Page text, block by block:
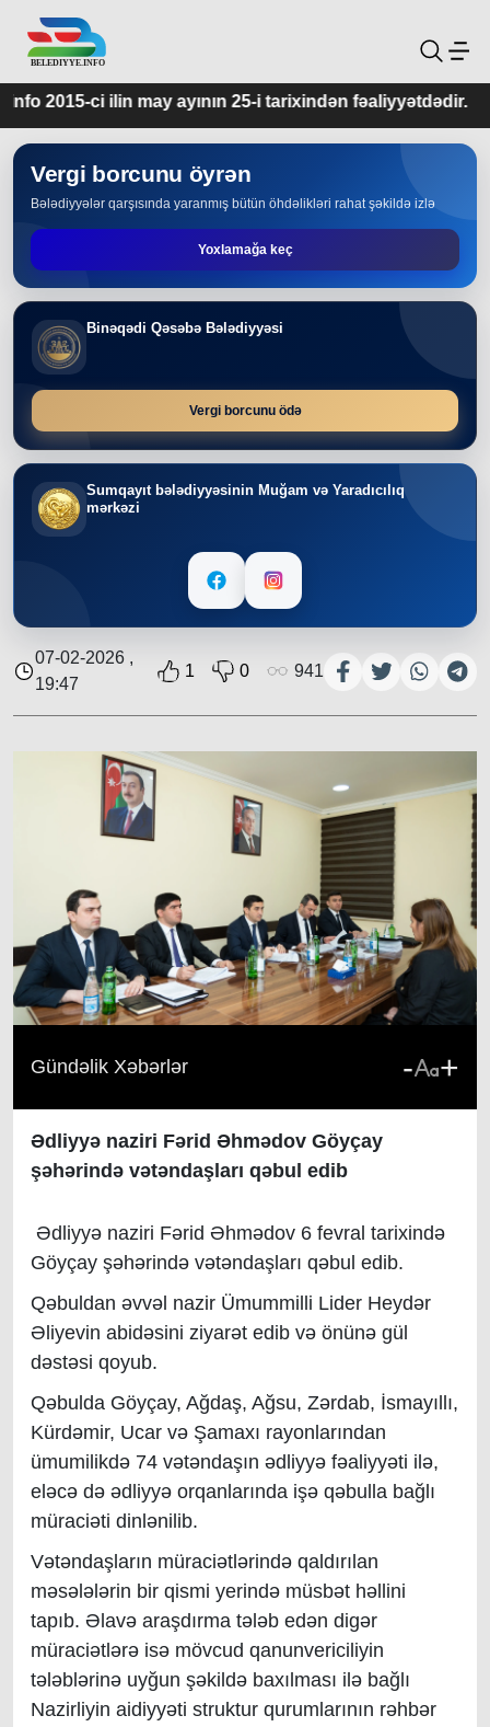
25-i tarixindən fəaliyyətdədir.
Vergi borcunu öyrən
Bələdiyyələr qarşısında yaranmış bütün öhdəlikləri rahat şəkildə izlə
Yoxlamağa keç
Binəqədi Qəsəbə Bələdiyyəsi
Vergi borcunu ödə
Sumqayıt bələdiyyəsinin Muğam və Yaradıcılıq
mərkəzi
07-02-2026 ,
19:47
1 0 941
Gündəlik Xəbərlər - +
Ədliyyə naziri Fərid Əhmədov Göyçay
şəhərində vətəndaşları qəbul edib
Ədliyyə naziri Fərid Əhmədov 6 fevral tarixində
Göyçay şəhərində vətəndaşları qəbul edib.
Qəbuldan əvvəl nazir Ümummilli Lider Heydər
Əliyevin abidəsini ziyarət edib və önünə gül
dəstəsi qoyub.
Qəbulda Göyçay, Ağdaş, Ağsu, Zərdab, İsmayıllı,
Kürdəmir, Ucar və Şamaxı rayonlarından
ümumilikdə 74 vətəndaşın ədliyyə fəaliyyəti ilə,
eləcə də ədliyyə orqanlarında işə qəbulla bağlı
müraciəti dinlənilib.
Vətəndaşların müraciətlərində qaldırılan
məsələlərin bir qismi yerində müsbət həllini
tapıb. Əlavə araşdırma tələb edən digər
müraciətlərə isə mövcud qanunvericiliyin
tələblərinə uyğun şəkildə baxılması ilə bağlı
Nazirliyin aidiyyəti struktur qurumlarının rəhbər